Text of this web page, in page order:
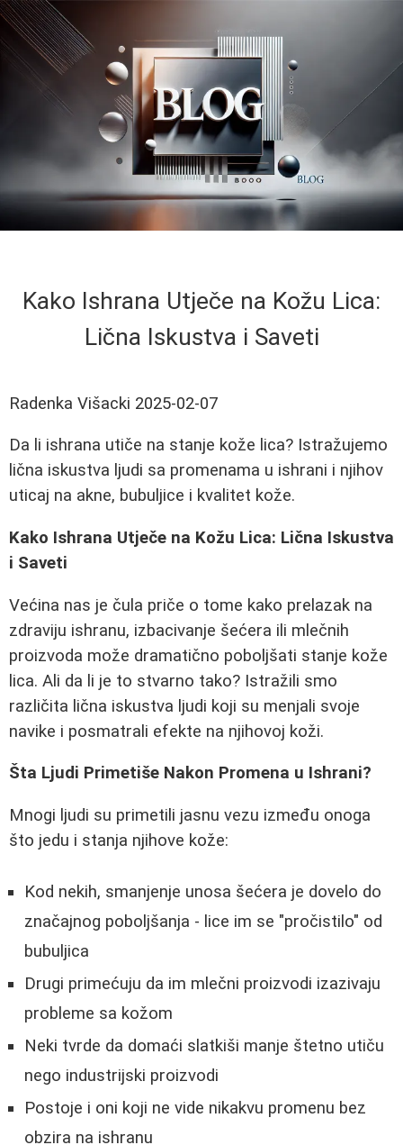
Kako Ishrana Utječe na Kožu Lica:
Lična Iskustva i Saveti
Radenka Višacki 2025-02-07
Da li ishrana utiče na stanje kože lica? Istražujemo
lična iskustva ljudi sa promenama u ishrani i njihov
uticaj na akne, bubuljice i kvalitet kože.
Kako Ishrana Utječe na Kožu Lica: Lična Iskustva
i Saveti
Većina nas je čula priče o tome kako prelazak na
zdraviju ishranu, izbacivanje šećera ili mlečnih
proizvoda može dramatično poboljšati stanje kože
lica. Ali da li je to stvarno tako? Istražili smo
različita lična iskustva ljudi koji su menjali svoje
navike i posmatrali efekte na njihovoj koži.
Šta Ljudi Primetiše Nakon Promena u Ishrani?
Mnogi ljudi su primetili jasnu vezu između onoga
što jedu i stanja njihove kože:
Kod nekih, smanjenje unosa šećera je dovelo do
značajnog poboljšanja - lice im se "pročistilo" od
bubuljica
Drugi primećuju da im mlečni proizvodi izazivaju
probleme sa kožom
Neki tvrde da domaći slatkiši manje štetno utiču
nego industrijski proizvodi
Postoje i oni koji ne vide nikakvu promenu bez
obzira na ishranu